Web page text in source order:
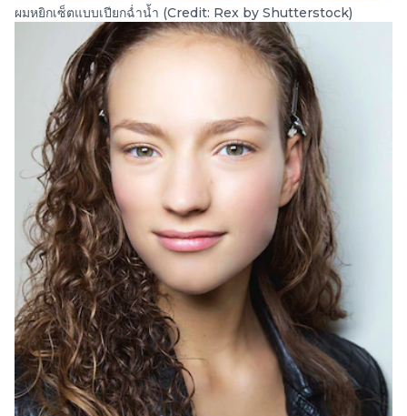
ผมหยิกเซ็ตแบบเปียกฉ่ำน้ำ (Credit: Rex by Shutterstock)